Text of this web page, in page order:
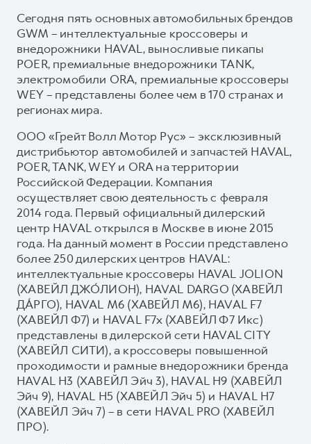
Сегодня пять основных автомобильных брендов
GWM – интеллектуальные кроссоверы и
внедорожники HAVAL, выносливые пикапы
POER, премиальные внедорожники TANK,
электромобили ORA, премиальные кроссоверы
WEY – представлены более чем в 170 странах и
регионах мира.
ООО «Грейт Волл Мотор Рус» – эксклюзивный
дистрибьютор автомобилей и запчастей HAVAL,
POER, TANK, WEY и ORA на территории
Российской Федерации. Компания
осуществляет свою деятельность с февраля
2014 года. Первый официальный дилерский
центр HAVAL открылся в Москве в июне 2015
года. На данный момент в России представлено
более 250 дилерских центров HAVAL:
интеллектуальные кроссоверы HAVAL JOLION
(ХАВЕЙЛ ДЖО́ЛИОН), HAVAL DARGO (ХАВЕЙЛ
ДА́РГО), HAVAL М6 (ХАВЕЙЛ M6), HAVAL F7
(ХАВЕЙЛ Ф7) и HAVAL F7x (ХАВЕЙЛ Ф7 Икс)
представлены в дилерской сети HAVAL CITY
(ХАВЕЙЛ СИТИ), а кроссоверы повышенной
проходимости и рамные внедорожники бренда
HAVAL H3 (ХАВЕЙЛ Эйч 3), HAVAL H9 (ХАВЕЙЛ
Эйч 9), HAVAL H5 (ХАВЕЙЛ Эйч 5) и HAVAL H7
(ХАВЕЙЛ Эйч 7) – в сети HAVAL PRO (ХАВЕЙЛ
ПРО).